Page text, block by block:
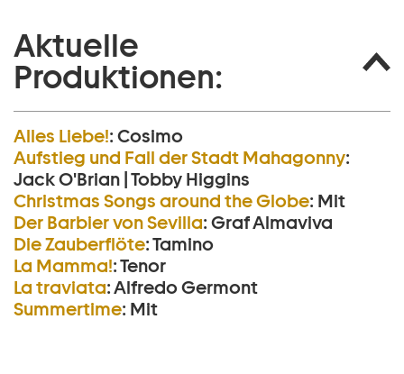
Aktuelle
Produktionen:
Alles Liebe!: Cosimo
Aufstieg und Fall der Stadt Mahagonny:
Jack O'Brian | Tobby Higgins
Christmas Songs around the Globe: Mit
Der Barbier von Sevilla: Graf Almaviva
Die Zauberflöte:Tamino
La Mamma!:Tenor
La traviata:Alfredo Germont
Summertime: Mit